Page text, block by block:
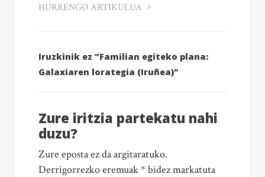
HURRENGO ARTIKULUA
Iruzkinik ez "Familian egiteko plana:
Galaxiaren lorategia (Iruñea)"
Zure iritzia partekatu nahi
duzu?
Zure eposta ez da argitaratuko.
Derrigorrezko eremuak * bidez markatuta